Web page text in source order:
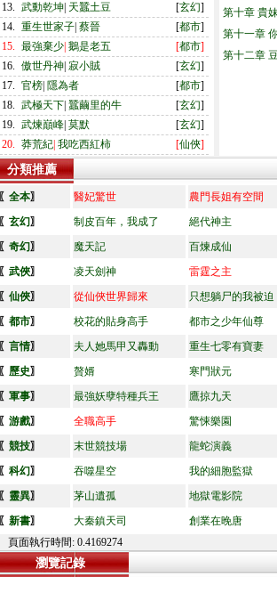
13. 武動乾坤 天蠶土豆 [玄幻]
14. 重生世家子 蔡晉 [都市]
15. 最強棄少 鵝是老五 [都市]
16. 傲世丹神 寂小賊 [玄幻]
17. 官榜 隱為者 [都市]
18. 武極天下 蠶繭里的牛 [玄幻]
19. 武煉巔峰 莫默 [玄幻]
20. 莽荒紀 我吃西紅柿 [仙俠]
第十章 貴
第十一章
第十二章
分類推薦
〖 全本〗 醫妃驚世 農門長姐有空間
〖 玄幻〗 制皮百年，我成了 絕代神主
〖 奇幻〗 魔天記 百煉成仙
〖 武俠〗 凌天劍神 雷霆之主
〖 仙俠〗 從仙俠世界歸來 只想躺尸的我被迫
〖 都市〗 校花的貼身高手 都市之少年仙尊
〖 言情〗 夫人她馬甲又轟動 重生七零有寶妻
〖 歷史〗 贅婿 寒門狀元
〖 軍事〗 最強妖孽特種兵王 鷹掠九天
〖 游戲〗 全職高手 驚悚樂園
〖 競技〗 末世競技場 龍蛇演義
〖 科幻〗 吞噬星空 我的細胞監獄
〖 靈異〗 茅山遺孤 地獄電影院
〖 新書〗 大秦鎮天司 創業在晚唐
頁面執行時間: 0.4169274
瀏覽記錄